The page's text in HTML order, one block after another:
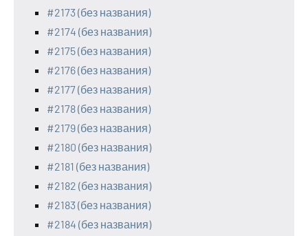
#2173 (без названия)
#2174 (без названия)
#2175 (без названия)
#2176 (без названия)
#2177 (без названия)
#2178 (без названия)
#2179 (без названия)
#2180 (без названия)
#2181 (без названия)
#2182 (без названия)
#2183 (без названия)
#2184 (без названия)